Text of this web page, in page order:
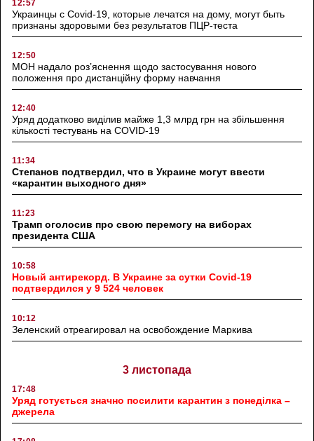
12:57
Украинцы с Covid-19, которые лечатся на дому, могут быть
признаны здоровыми без результатов ПЦР-теста
12:50
МОН надало роз’яснення щодо застосування нового
положення про дистанційну форму навчання
12:40
Уряд додатково виділив майже 1,3 млрд грн на збільшення
кількості тестувань на COVID-19
11:34
Степанов подтвердил, что в Украине могут ввести
«карантин выходного дня»
11:23
Трамп оголосив про свою перемогу на виборах
президента США
10:58
Новый антирекорд. В Украине за сутки Covid-19
подтвердился у 9 524 человек
10:12
Зеленский отреагировал на освобождение Маркива
3 листопада
17:48
Уряд готується значно посилити карантин з понеділка –
джерела